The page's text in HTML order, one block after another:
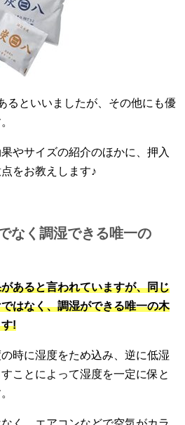
るといいましたが、その他にも優
やサイズの紹介のほかに、押入
をお教えします♪
なく調湿できる唯一の
あると言われていますが、同じ
はなく、調湿ができる唯一の木
!
時に湿度をため込み、逆に低湿
ことによって湿度を一定に保と